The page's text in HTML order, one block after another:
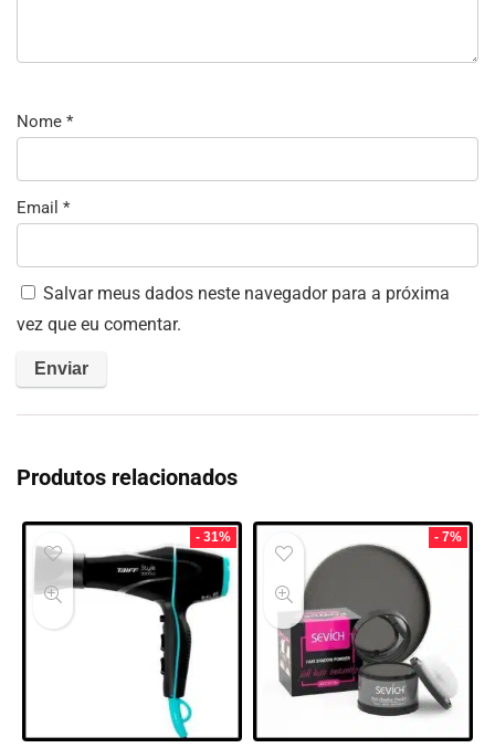
Nome *
Email *
Salvar meus dados neste navegador para a próxima
vez que eu comentar.
Produtos relacionados
- 31% - 7%